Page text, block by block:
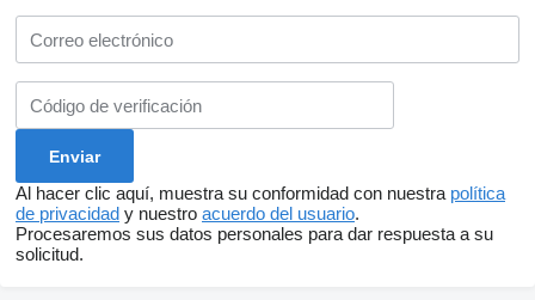
Al hacer clic aquí, muestra su conformidad con nuestra política
de privacidad y nuestro acuerdo del usuario.
Procesaremos sus datos personales para dar respuesta a su
solicitud.